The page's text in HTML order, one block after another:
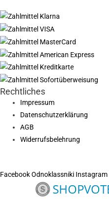
Rechtliches
Impressum
Datenschutzerklärung
AGB
Widerrufsbelehrung
FacebookOdnoklassniki Instagram